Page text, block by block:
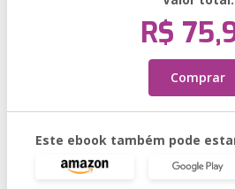
R$
Comprar
Este ebook também pode